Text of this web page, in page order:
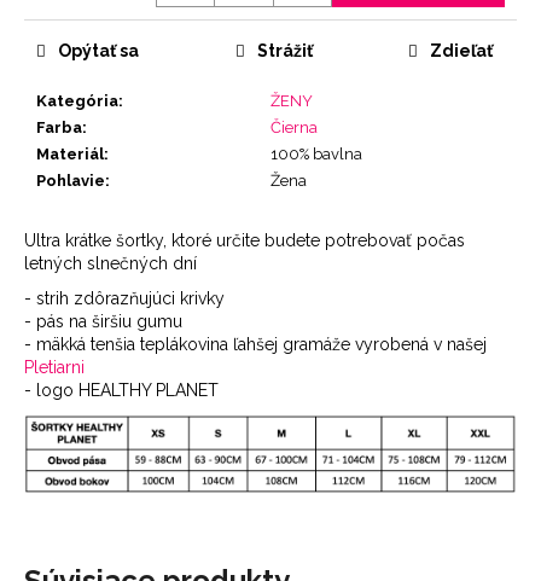
Kategória:
ŽENY
Farba:
Čierna
Materiál:
100% bavlna
Pohlavie: Žena
Opýtať sa Strážiť Zdieľať
Ultra krátke šortky, ktoré určite budete potrebovať počas
letných slnečných dní
- strih zdôrazňujúci krivky
- pás na širšiu gumu
- mäkká tenšia teplákovina ľahšej gramáže vyrobená v našej
Pletiarni
- logo HEALTHY PLANET